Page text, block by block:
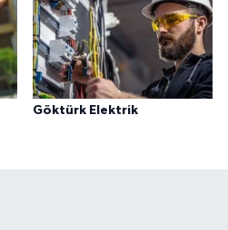
Göktürk Elektrik